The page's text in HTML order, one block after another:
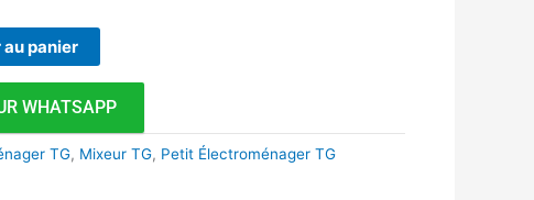
panier
WHATSAPP
TG, Mixeur TG, Petit Électroménager TG